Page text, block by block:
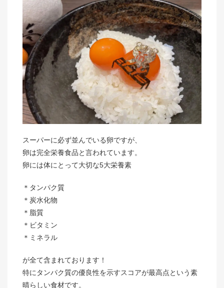
スーパーに必ず並んでいる卵ですが、
卵は完全栄養食品と言われています。
卵には体にとって大切な5大栄養素
＊タンパク質
＊炭水化物
＊脂質
＊ビタミン
＊ミネラル
が全て含まれております！
特にタンパク質の優良性を示すスコアが最高点という素
晴らしい食材です。